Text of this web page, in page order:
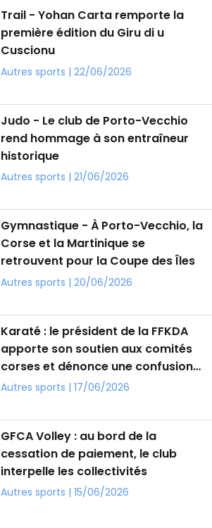
Trail - Yohan Carta remporte la
première édition du Giru di u
Cuscionu
Autres sports | 22/06/2026
Judo - Le club de Porto-Vecchio
rend hommage à son entraîneur
historique
Autres sports | 21/06/2026
Gymnastique - À Porto-Vecchio, la
Corse et la Martinique se
retrouvent pour la Coupe des Îles
Autres sports | 20/06/2026
Karaté : le président de la FFKDA
apporte son soutien aux comités
corses et dénonce une confusion
entretenue
Autres sports | 17/06/2026
GFCA Volley : au bord de la
cessation de paiement, le club
interpelle les collectivités
Autres sports | 15/06/2026